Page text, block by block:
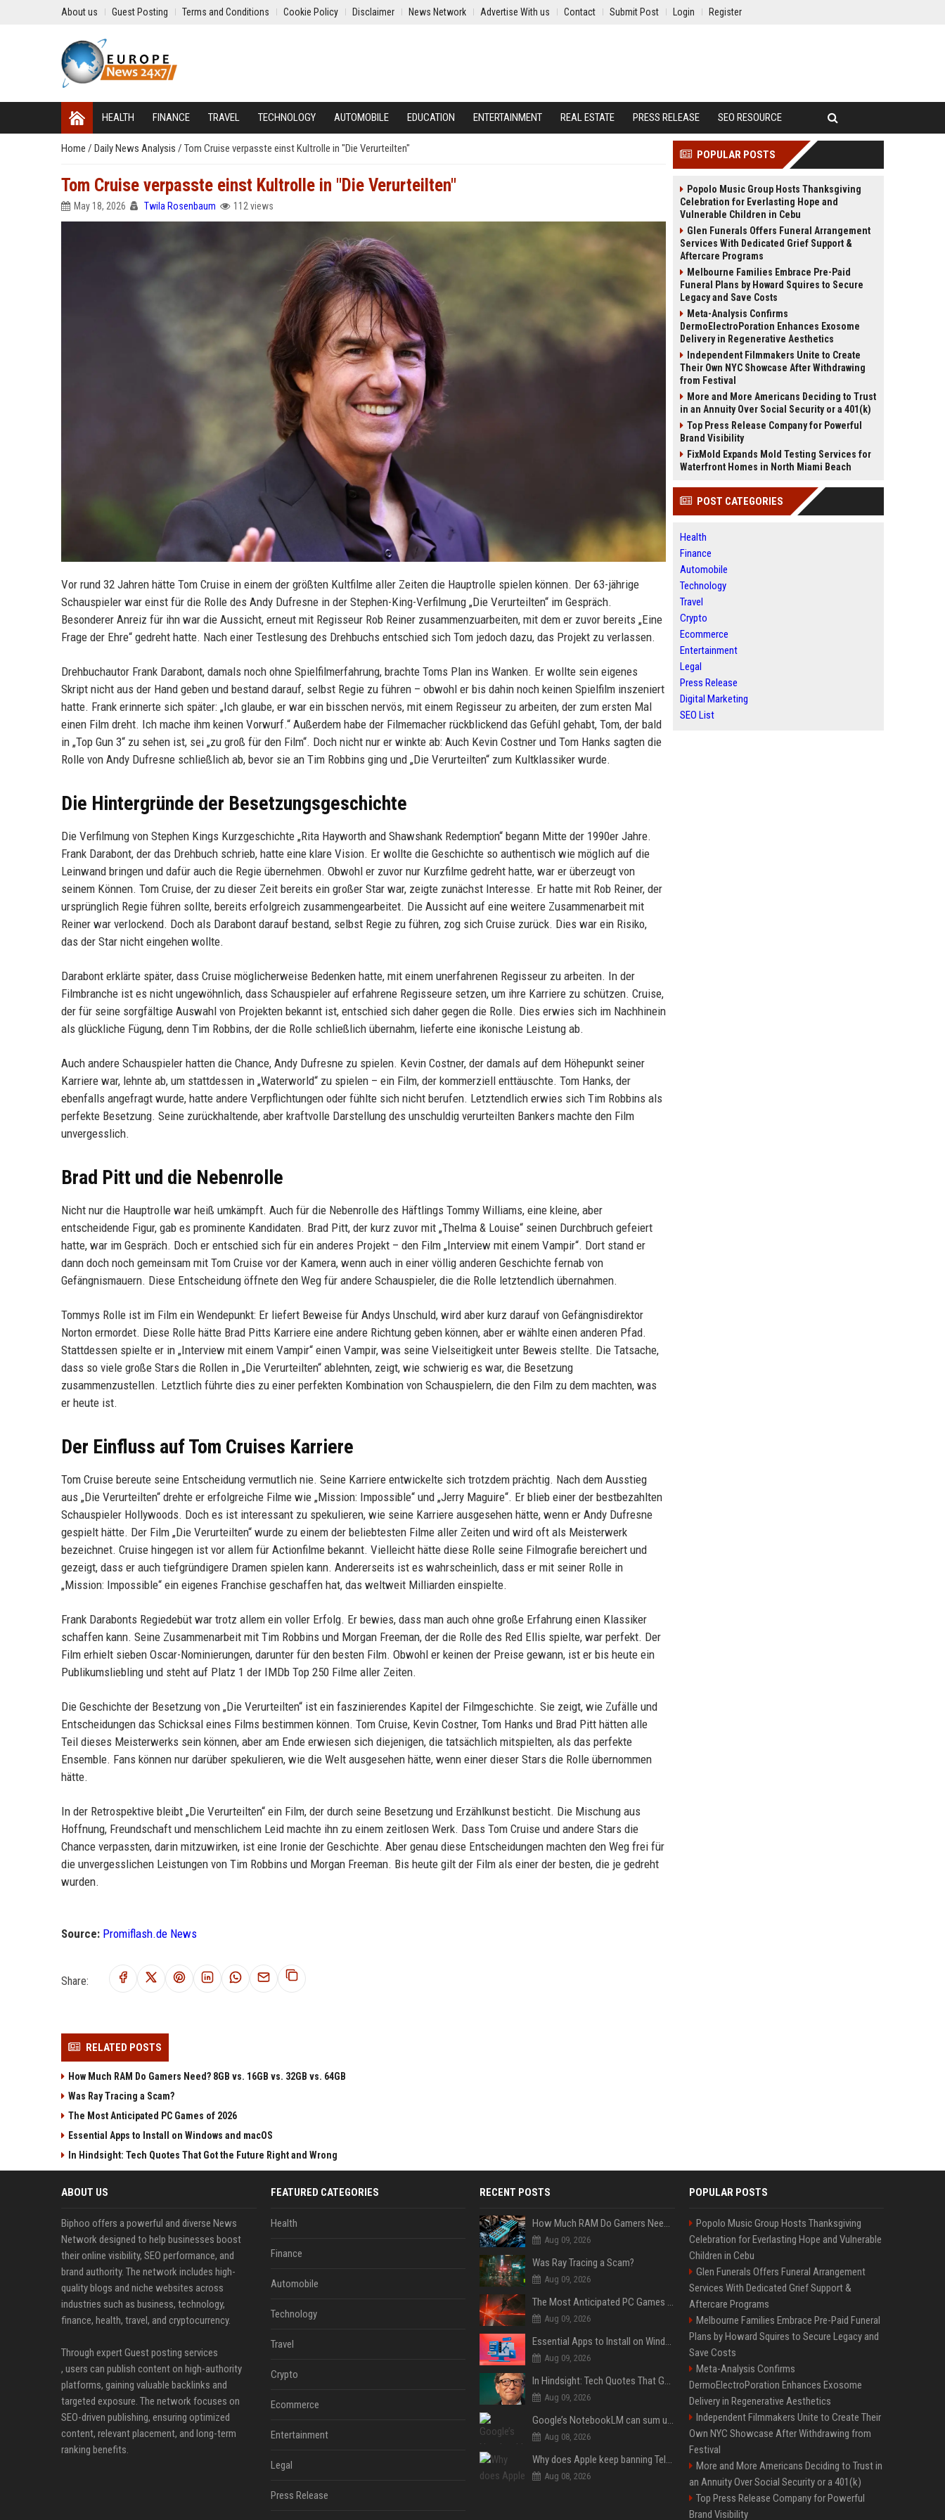
About us Guest Posting Terms and Conditions Cookie Policy Disclaimer News Network Advertise With us Contact Submit Post Login Register
HEALTH FINANCE TRAVEL TECHNOLOGY AUTOMOBILE EDUCATION ENTERTAINMENT REAL ESTATE PRESS RELEASE SEO RESOURCE
Home / Daily News Analysis / Tom Cruise verpasste einst Kultrolle in "Die Verurteilten"
Tom Cruise verpasste einst Kultrolle in "Die Verurteilten"
May 18, 2026 Twila Rosenbaum 112 views
Vor rund 32 Jahren hätte Tom Cruise in einem der größten Kultfilme aller Zeiten die Hauptrolle spielen können. Der 63-jährige
Schauspieler war einst für die Rolle des Andy Dufresne in der Stephen-King-Verfilmung „Die Verurteilten“ im Gespräch.
Besonderer Anreiz für ihn war die Aussicht, erneut mit Regisseur Rob Reiner zusammenzuarbeiten, mit dem er zuvor bereits „Eine
Frage der Ehre“ gedreht hatte. Nach einer Testlesung des Drehbuchs entschied sich Tom jedoch dazu, das Projekt zu verlassen.
Drehbuchautor Frank Darabont, damals noch ohne Spielfilmerfahrung, brachte Toms Plan ins Wanken. Er wollte sein eigenes
Skript nicht aus der Hand geben und bestand darauf, selbst Regie zu führen – obwohl er bis dahin noch keinen Spielfilm inszeniert
hatte. Frank erinnerte sich später: „Ich glaube, er war ein bisschen nervös, mit einem Regisseur zu arbeiten, der zum ersten Mal
einen Film dreht. Ich mache ihm keinen Vorwurf.“ Außerdem habe der Filmemacher rückblickend das Gefühl gehabt, Tom, der bald
in „Top Gun 3“ zu sehen ist, sei „zu groß für den Film“. Doch nicht nur er winkte ab: Auch Kevin Costner und Tom Hanks sagten die
Rolle von Andy Dufresne schließlich ab, bevor sie an Tim Robbins ging und „Die Verurteilten“ zum Kultklassiker wurde.
Die Hintergründe der Besetzungsgeschichte
Die Verfilmung von Stephen Kings Kurzgeschichte „Rita Hayworth and Shawshank Redemption“ begann Mitte der 1990er Jahre.
Frank Darabont, der das Drehbuch schrieb, hatte eine klare Vision. Er wollte die Geschichte so authentisch wie möglich auf die
Leinwand bringen und dafür auch die Regie übernehmen. Obwohl er zuvor nur Kurzfilme gedreht hatte, war er überzeugt von
seinem Können. Tom Cruise, der zu dieser Zeit bereits ein großer Star war, zeigte zunächst Interesse. Er hatte mit Rob Reiner, der
ursprünglich Regie führen sollte, bereits erfolgreich zusammengearbeitet. Die Aussicht auf eine weitere Zusammenarbeit mit
Reiner war verlockend. Doch als Darabont darauf bestand, selbst Regie zu führen, zog sich Cruise zurück. Dies war ein Risiko,
das der Star nicht eingehen wollte.
Darabont erklärte später, dass Cruise möglicherweise Bedenken hatte, mit einem unerfahrenen Regisseur zu arbeiten. In der
Filmbranche ist es nicht ungewöhnlich, dass Schauspieler auf erfahrene Regisseure setzen, um ihre Karriere zu schützen. Cruise,
der für seine sorgfältige Auswahl von Projekten bekannt ist, entschied sich daher gegen die Rolle. Dies erwies sich im Nachhinein
als glückliche Fügung, denn Tim Robbins, der die Rolle schließlich übernahm, lieferte eine ikonische Leistung ab.
Auch andere Schauspieler hatten die Chance, Andy Dufresne zu spielen. Kevin Costner, der damals auf dem Höhepunkt seiner
Karriere war, lehnte ab, um stattdessen in „Waterworld“ zu spielen – ein Film, der kommerziell enttäuschte. Tom Hanks, der
ebenfalls angefragt wurde, hatte andere Verpflichtungen oder fühlte sich nicht berufen. Letztendlich erwies sich Tim Robbins als
perfekte Besetzung. Seine zurückhaltende, aber kraftvolle Darstellung des unschuldig verurteilten Bankers machte den Film
unvergesslich.
Brad Pitt und die Nebenrolle
Nicht nur die Hauptrolle war heiß umkämpft. Auch für die Nebenrolle des Häftlings Tommy Williams, eine kleine, aber
entscheidende Figur, gab es prominente Kandidaten. Brad Pitt, der kurz zuvor mit „Thelma & Louise“ seinen Durchbruch gefeiert
hatte, war im Gespräch. Doch er entschied sich für ein anderes Projekt – den Film „Interview mit einem Vampir“. Dort stand er
dann doch noch gemeinsam mit Tom Cruise vor der Kamera, wenn auch in einer völlig anderen Geschichte fernab von
Gefängnismauern. Diese Entscheidung öffnete den Weg für andere Schauspieler, die die Rolle letztendlich übernahmen.
Tommys Rolle ist im Film ein Wendepunkt: Er liefert Beweise für Andys Unschuld, wird aber kurz darauf von Gefängnisdirektor
Norton ermordet. Diese Rolle hätte Brad Pitts Karriere eine andere Richtung geben können, aber er wählte einen anderen Pfad.
Stattdessen spielte er in „Interview mit einem Vampir“ einen Vampir, was seine Vielseitigkeit unter Beweis stellte. Die Tatsache,
dass so viele große Stars die Rollen in „Die Verurteilten“ ablehnten, zeigt, wie schwierig es war, die Besetzung
zusammenzustellen. Letztlich führte dies zu einer perfekten Kombination von Schauspielern, die den Film zu dem machten, was
er heute ist.
Der Einfluss auf Tom Cruises Karriere
Tom Cruise bereute seine Entscheidung vermutlich nie. Seine Karriere entwickelte sich trotzdem prächtig. Nach dem Ausstieg
aus „Die Verurteilten“ drehte er erfolgreiche Filme wie „Mission: Impossible“ und „Jerry Maguire“. Er blieb einer der bestbezahlten
Schauspieler Hollywoods. Doch es ist interessant zu spekulieren, wie seine Karriere ausgesehen hätte, wenn er Andy Dufresne
gespielt hätte. Der Film „Die Verurteilten“ wurde zu einem der beliebtesten Filme aller Zeiten und wird oft als Meisterwerk
bezeichnet. Cruise hingegen ist vor allem für Actionfilme bekannt. Vielleicht hätte diese Rolle seine Filmografie bereichert und
gezeigt, dass er auch tiefgründigere Dramen spielen kann. Andererseits ist es wahrscheinlich, dass er mit seiner Rolle in
„Mission: Impossible“ ein eigenes Franchise geschaffen hat, das weltweit Milliarden einspielte.
Frank Darabonts Regiedebüt war trotz allem ein voller Erfolg. Er bewies, dass man auch ohne große Erfahrung einen Klassiker
schaffen kann. Seine Zusammenarbeit mit Tim Robbins und Morgan Freeman, der die Rolle des Red Ellis spielte, war perfekt. Der
Film erhielt sieben Oscar-Nominierungen, darunter für den besten Film. Obwohl er keinen der Preise gewann, ist er bis heute ein
Publikumsliebling und steht auf Platz 1 der IMDb Top 250 Filme aller Zeiten.
Die Geschichte der Besetzung von „Die Verurteilten“ ist ein faszinierendes Kapitel der Filmgeschichte. Sie zeigt, wie Zufälle und
Entscheidungen das Schicksal eines Films bestimmen können. Tom Cruise, Kevin Costner, Tom Hanks und Brad Pitt hätten alle
Teil dieses Meisterwerks sein können, aber am Ende erwiesen sich diejenigen, die tatsächlich mitspielten, als das perfekte
Ensemble. Fans können nur darüber spekulieren, wie die Welt ausgesehen hätte, wenn einer dieser Stars die Rolle übernommen
hätte.
In der Retrospektive bleibt „Die Verurteilten“ ein Film, der durch seine Besetzung und Erzählkunst besticht. Die Mischung aus
Hoffnung, Freundschaft und menschlichem Leid machte ihn zu einem zeitlosen Werk. Dass Tom Cruise und andere Stars die
Chance verpassten, darin mitzuwirken, ist eine Ironie der Geschichte. Aber genau diese Entscheidungen machten den Weg frei für
die unvergesslichen Leistungen von Tim Robbins und Morgan Freeman. Bis heute gilt der Film als einer der besten, die je gedreht
wurden.
Source: Promiflash.de News
Share:
RELATED POSTS
How Much RAM Do Gamers Need? 8GB vs. 16GB vs. 32GB vs. 64GB
Was Ray Tracing a Scam?
The Most Anticipated PC Games of 2026
Essential Apps to Install on Windows and macOS
In Hindsight: Tech Quotes That Got the Future Right and Wrong
POPULAR POSTS
Popolo Music Group Hosts Thanksgiving
Celebration for Everlasting Hope and
Vulnerable Children in Cebu
Glen Funerals Offers Funeral Arrangement
Services With Dedicated Grief Support &
Aftercare Programs
Melbourne Families Embrace Pre-Paid
Funeral Plans by Howard Squires to Secure
Legacy and Save Costs
Meta-Analysis Confirms
DermoElectroPoration Enhances Exosome
Delivery in Regenerative Aesthetics
Independent Filmmakers Unite to Create
Their Own NYC Showcase After Withdrawing
from Festival
More and More Americans Deciding to Trust
in an Annuity Over Social Security or a 401(k)
Top Press Release Company for Powerful
Brand Visibility
FixMold Expands Mold Testing Services for
Waterfront Homes in North Miami Beach
POST CATEGORIES
Health
Finance
Automobile
Technology
Travel
Crypto
Ecommerce
Entertainment
Legal
Press Release
Digital Marketing
SEO List
ABOUT US
Biphoo offers a powerful and diverse News
Network designed to help businesses boost
their online visibility, SEO performance, and
brand authority. The network includes high-
quality blogs and niche websites across
industries such as business, technology,
finance, health, travel, and cryptocurrency.
Through expert Guest posting services
, users can publish content on high-authority
platforms, gaining valuable backlinks and
targeted exposure. The network focuses on
SEO-driven publishing, ensuring optimized
content, relevant placement, and long-term
ranking benefits.
FEATURED CATEGORIES
Health
Finance
Automobile
Technology
Travel
Crypto
Ecommerce
Entertainment
Legal
Press Release
RECENT POSTS
How Much RAM Do Gamers Need? 8GB vs. 16GB vs. 32GB vs. 64GB
Aug 09, 2026
Was Ray Tracing a Scam?
Aug 09, 2026
The Most Anticipated PC Games of 2026
Aug 09, 2026
Essential Apps to Install on Windows and macOS
Aug 09, 2026
In Hindsight: Tech Quotes That Got the Future Right and Wrong
Aug 09, 2026
Google’s NotebookLM can sum up your research in a TikTok-style clip
Aug 08, 2026
Why does Apple keep banning Telegram, but never X?
Aug 08, 2026
POPULAR POSTS
Popolo Music Group Hosts Thanksgiving
Celebration for Everlasting Hope and Vulnerable
Children in Cebu
Glen Funerals Offers Funeral Arrangement
Services With Dedicated Grief Support &
Aftercare Programs
Melbourne Families Embrace Pre-Paid Funeral
Plans by Howard Squires to Secure Legacy and
Save Costs
Meta-Analysis Confirms
DermoElectroPoration Enhances Exosome
Delivery in Regenerative Aesthetics
Independent Filmmakers Unite to Create Their
Own NYC Showcase After Withdrawing from
Festival
More and More Americans Deciding to Trust in
an Annuity Over Social Security or a 401(k)
Top Press Release Company for Powerful
Brand Visibility